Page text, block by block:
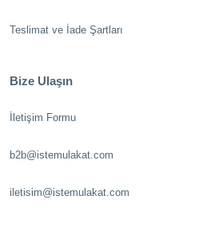
Teslimat ve İade Şartları
Bize Ulaşın
İletişim Formu
b2b@istemulakat.com
iletisim@istemulakat.com